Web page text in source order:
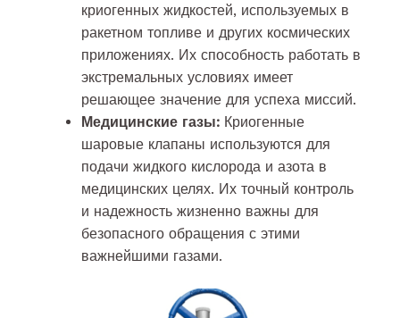
криогенных жидкостей, используемых в
ракетном топливе и других космических
приложениях. Их способность работать в
экстремальных условиях имеет
решающее значение для успеха миссий.
Медицинские газы:Криогенные
шаровые клапаны используются для
подачи жидкого кислорода и азота в
медицинских целях. Их точный контроль
и надежность жизненно важны для
безопасного обращения с этими
важнейшими газами.